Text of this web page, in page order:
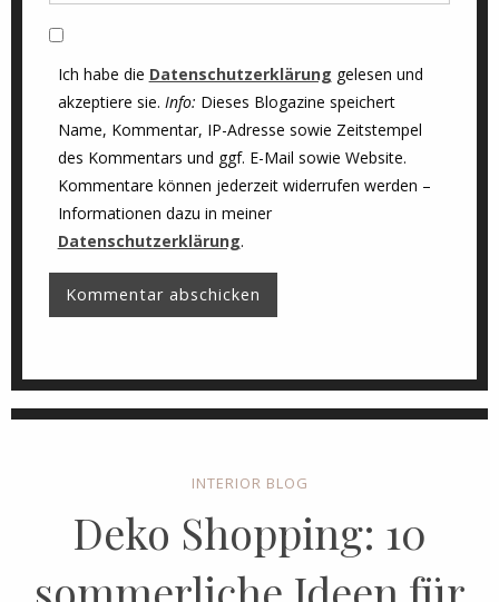
Ich habe die Datenschutzerklärung gelesen und
akzeptiere sie. Info: Dieses Blogazine speichert
Name, Kommentar, IP-Adresse sowie Zeitstempel
des Kommentars und ggf. E-Mail sowie Website.
Kommentare können jederzeit widerrufen werden –
Informationen dazu in meiner
Datenschutzerklärung.
INTERIOR BLOG
Deko Shopping: 10